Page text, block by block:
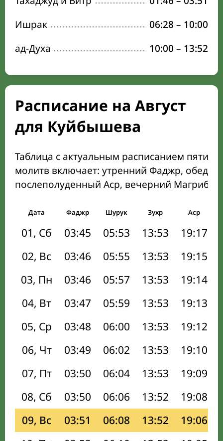
Ишрак
06:28 – 10:00
ад-Духа
10:00 – 13:52
Расписание на Август
для Куйбышева
Таблица с актуальным расписанием пяти
молитв включает: утренний Фаджр,
послеполуденный Аср, вечерний Магриб
Дата Фаджр Шурук Зухр Аср
01, Сб 03:45 05:53 13:53 19:17
02, Вс
03:46 05:55 13:53 19:15
03, Пн
03:46 05:57 13:53 19:14
04, Вт
03:47 05:59 13:53 19:13
05, Ср
03:48 06:00 13:53 19:12
06, Чт
03:49 06:02 13:53 19:10
07, Пт
03:50 06:04 13:53 19:09
08, Сб
03:50 06:06 13:52 19:08
09, Вс
03:51 06:08 13:52 19:06